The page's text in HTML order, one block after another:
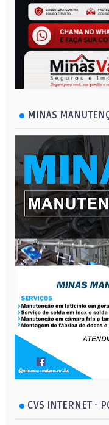
MINAS
CVS INTERNET -